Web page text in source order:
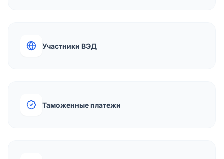
Участники ВЭД
Таможенные платежи